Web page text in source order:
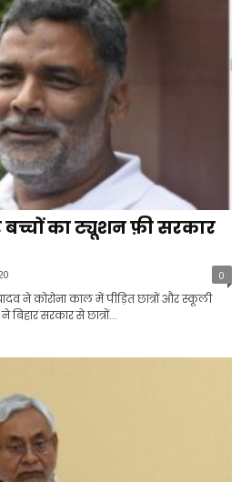
बच्चों का ट्यूशन फ़ी सरकार
0
ने कोरोना काल में पीड़ित छात्रों और स्कूली
सरकार से छात्रों...